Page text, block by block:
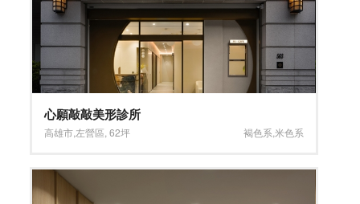
心願敲敲美形診所
高雄市 左營區 ,62坪 褐色系 米色系